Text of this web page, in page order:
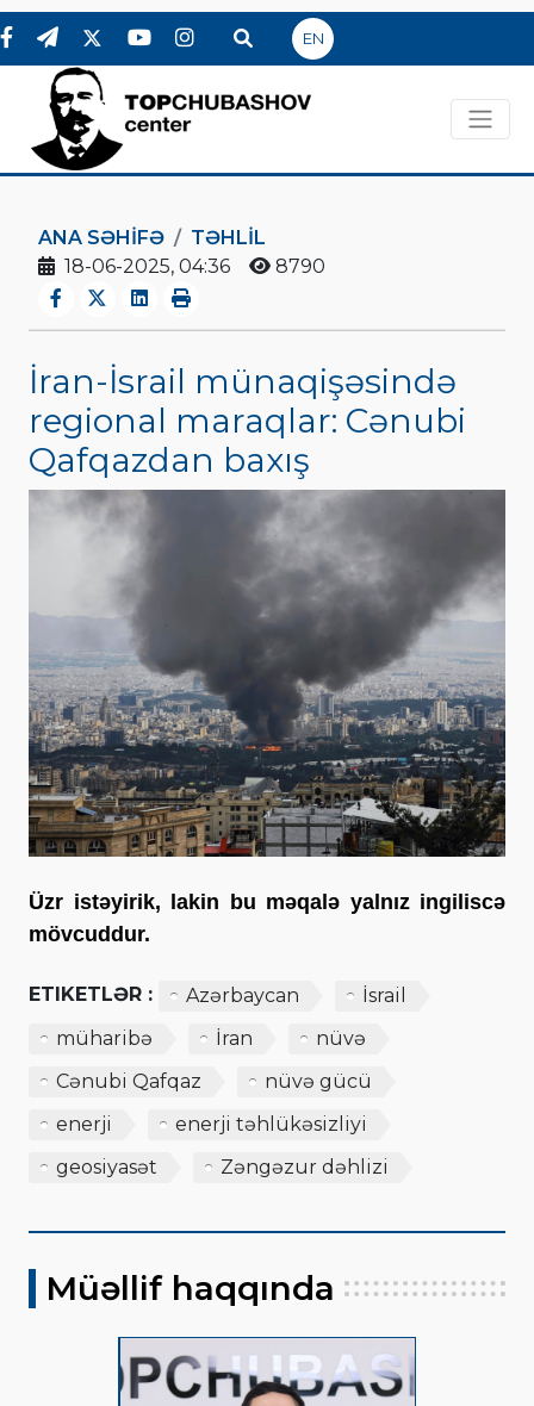
EN
ANA SƏHIFƏ
TƏHLİL
18-06-2025, 04:36
8790
İran-İsrail münaqişəsində
regional maraqlar: Cənubi
Qafqazdan baxış
Üzr istəyirik, lakin bu məqalə yalnız ingiliscə
mövcuddur.
ETIKETLƏR : Azərbaycan
İsrail
müharibə
İran
nüvə
Cənubi Qafqaz
nüvə gücü
enerji
enerji təhlükəsizliyi
geosiyasət
Zəngəzur dəhlizi
Müəllif haqqında